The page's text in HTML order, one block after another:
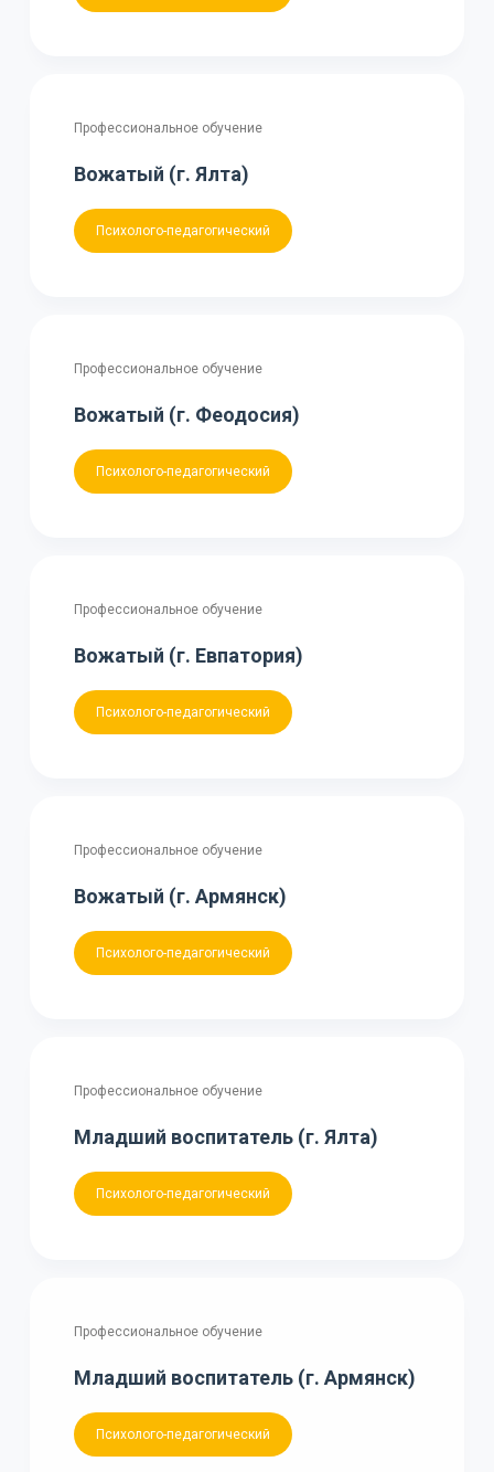
Профессиональное обучение
Вожатый (г. Ялта)
Психолого-педагогический
Профессиональное обучение
Вожатый (г. Феодосия)
Психолого-педагогический
Профессиональное обучение
Вожатый (г. Евпатория)
Психолого-педагогический
Профессиональное обучение
Вожатый (г. Армянск)
Психолого-педагогический
Профессиональное обучение
Младший воспитатель (г. Ялта)
Психолого-педагогический
Профессиональное обучение
Младший воспитатель (г. Армянск)
Психолого-педагогический